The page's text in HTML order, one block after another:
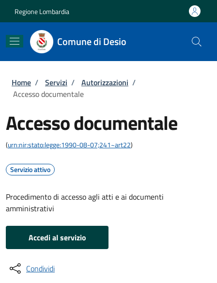
Regione Lombardia
Comune di Desio
Briciole di pane
Home / Servizi / Autorizzazioni /
Accesso documentale
Accesso documentale
(urn:nir:stato:legge:1990-08-07;241~art22)
Servizio attivo
Procedimento di accesso agli atti e ai documenti
amministrativi
Accedi al servizio
Condividi